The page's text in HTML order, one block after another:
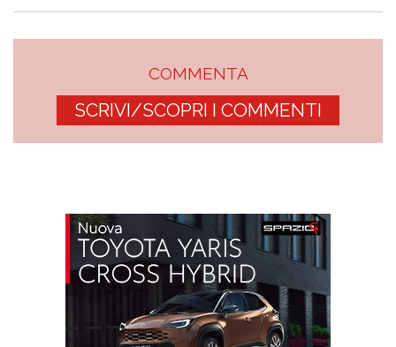
COMMENTA
SCRIVI/SCOPRI I COMMENTI